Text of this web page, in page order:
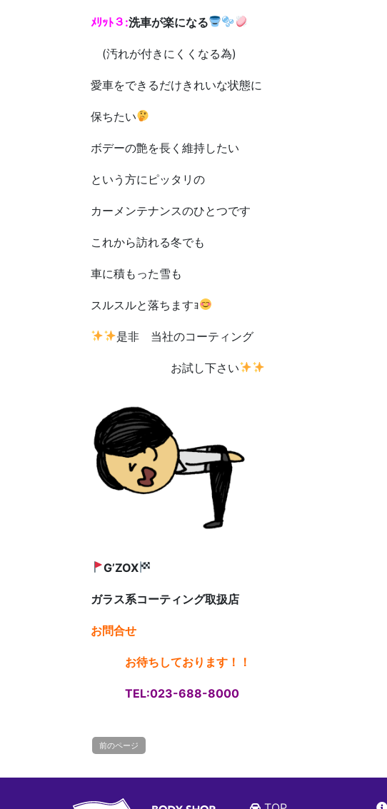
ﾒﾘｯﾄ３:洗車が楽になる
(汚れが付きにくくなる為)
愛車をできるだけきれいな状態に
保ちたい
ボデーの艶を長く維持したい
という方にピッタリの
カーメンテナンスのひとつです
これから訪れる冬でも
車に積もった雪も
スルスルと落ちますｮ
是非 当社のコーティング
お試し下さい
G’ZOX
ガラス系コーティング取扱店
お問合せ
お待ちしております！！
TEL:023-688-8000
前のページ